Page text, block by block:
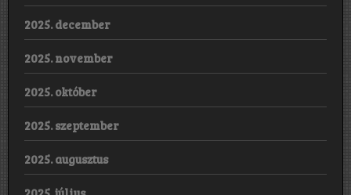
2025. december
2025. november
2025. október
2025. szeptember
2025. augusztus